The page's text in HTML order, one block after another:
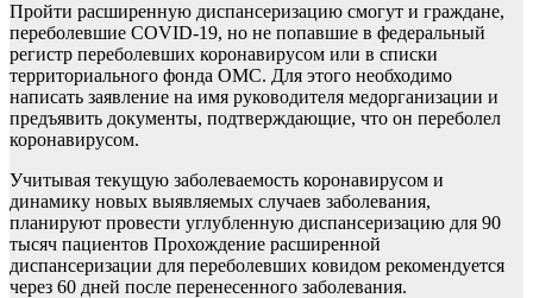
Пройти расширенную диспансеризацию смогут и граждане,
переболевшие COVID-19, но не попавшие в федеральный
регистр переболевших коронавирусом или в списки
территориального фонда ОМС. Для этого необходимо
написать заявление на имя руководителя медорганизации и
предъявить документы, подтверждающие, что он переболел
коронавирусом.
Учитывая текущую заболеваемость коронавирусом и
динамику новых выявляемых случаев заболевания,
планируют провести углубленную диспансеризацию для 90
тысяч пациентов Прохождение расширенной
диспансеризации для переболевших ковидом рекомендуется
через 60 дней после перенесенного заболевания.